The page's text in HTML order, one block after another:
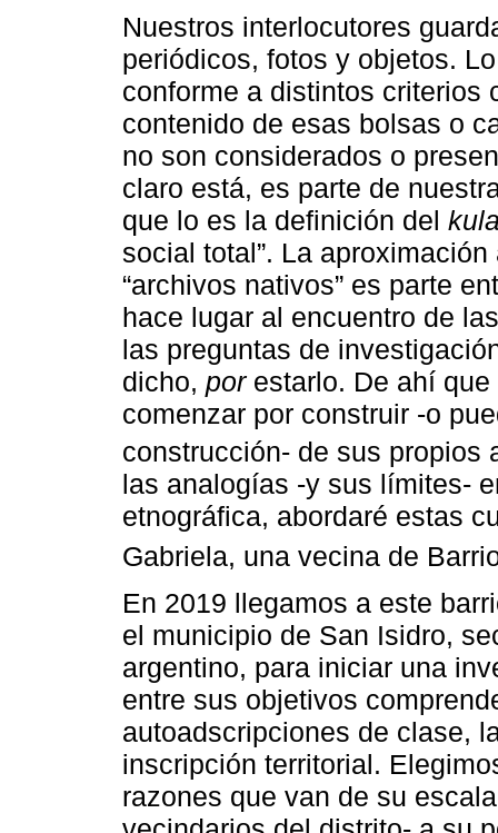
Nuestros interlocutores
periódicos, fotos y objetos.
conforme a distintos criterios
contenido de esas bolsas o
no son considerados o
claro está, es parte de
que lo es la definición del
social total”. La
“archivos nativos” es parte
hace lugar al encuentro de
las preguntas de
dicho, porestarlo. De ahí que
comenzar por construir -o
construcción- de sus propios
las analogías -y sus límites-
etnográfica, abordaré estas
Gabriela, una vecina de
En 2019 llegamos a este
el municipio de San Isidro,
argentino, para iniciar una
entre sus objetivos
autoadscripciones de clase,
inscripción territorial.
razones que van de su